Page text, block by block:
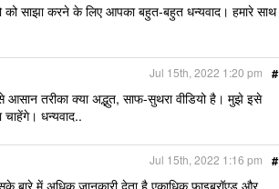
को साझा करने के लिए आपका बहुत-बहुत धन्यवाद। हमारे साथ
#
Jul 15th, 2022 1:20 pm
आसान तरीका क्या अद्भुत, साफ-सुथरा वीडियो है। मुझे इसे
धन्यवाद..
#
Jul 15th, 2022 1:16 pm
बारे में अधिक जानकारी देता है एकाधिक फाइब्रॉएड और